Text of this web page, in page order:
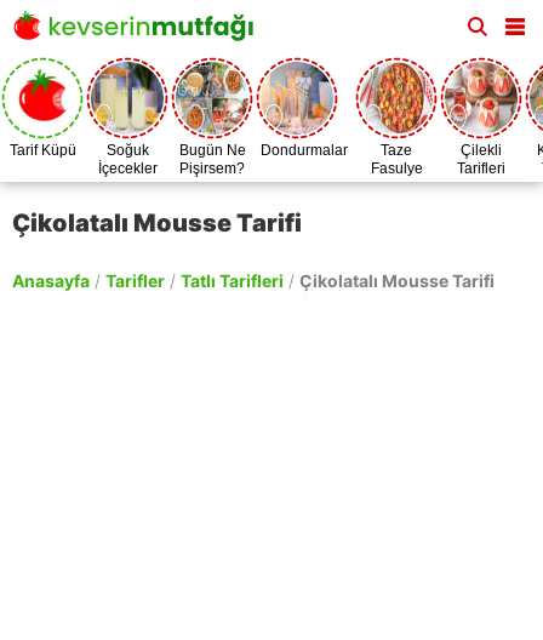
Tarif Küpü
Soğuk
İçecekler
Bugün Ne
Pişirsem?
Dondurmalar
Taze
Fasulye
Zamanı
Çilekli
Tarifleri
Çikolatalı Mousse Tarifi
Anasayfa / Tarifler / Tatlı Tarifleri / Çikolatalı Mousse Tarifi